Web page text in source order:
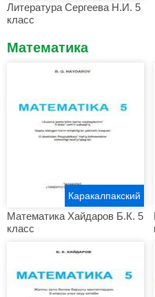
Литература Сергеева Н.И. 5
класс
Математика
Математика Хайдаров Б.К. 5
класс
Каракалпакский